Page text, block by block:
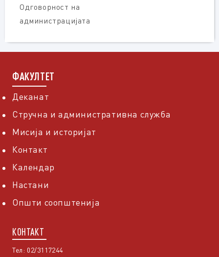
Одговорност на
администрацијата
ФАКУЛТЕТ
Деканат
Стручна и административна служба
Мисија и историјат
Контакт
Календар
Настани
Општи соопштенија
КОНТАКТ
Тел: 02/3117244